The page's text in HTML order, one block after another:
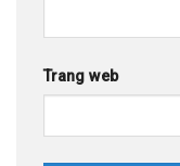
Trang web